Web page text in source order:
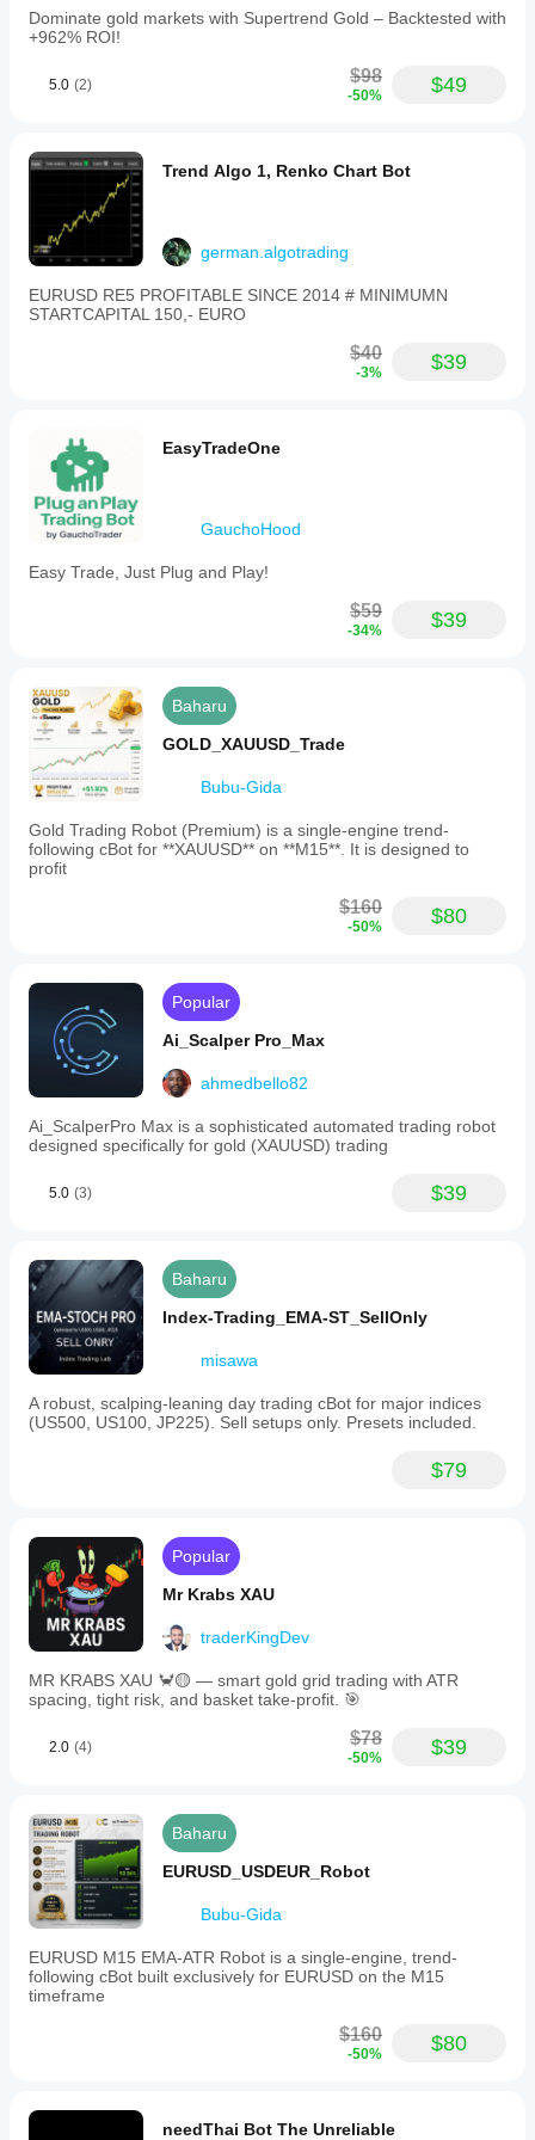
Dominate gold markets with Supertrend Gold – Backtested with
+962% ROI!
5.0 (2) $98
-50% $49
Trend Algo 1, Renko Chart Bot
german.algotrading
EURUSD RE5 PROFITABLE SINCE 2014 # MINIMUMN
STARTCAPITAL 150,- EURO
$40
-3% $39
EasyTradeOne
GauchoHood
Easy Trade, Just Plug and Play!
$59
-34% $39
Baharu
GOLD_XAUUSD_Trade
Bubu-Gida
Gold Trading Robot (Premium) is a single-engine trend-
following cBot for **XAUUSD** on **M15**. It is designed to
profit
$160
-50% $80
Popular
Ai_Scalper Pro_Max
ahmedbello82
Ai_ScalperPro Max is a sophisticated automated trading robot
designed specifically for gold (XAUUSD) trading
5.0 (3) $39
Baharu
Index-Trading_EMA-ST_SellOnly
misawa
A robust, scalping-leaning day trading cBot for major indices
(US500, US100, JP225). Sell setups only. Presets included.
$79
Popular
Mr Krabs XAU
traderKingDev
MR KRABS XAU 🦀🟡 — smart gold grid trading with ATR
spacing, tight risk, and basket take-profit. 🎯
2.0 (4) $78
-50% $39
Baharu
EURUSD_USDEUR_Robot
Bubu-Gida
EURUSD M15 EMA-ATR Robot is a single-engine, trend-
following cBot built exclusively for EURUSD on the M15
timeframe
$160
-50% $80
needThai Bot The Unreliable